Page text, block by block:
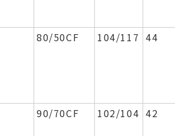
80/50CF 104/117 44
90/70CF 102/104 42